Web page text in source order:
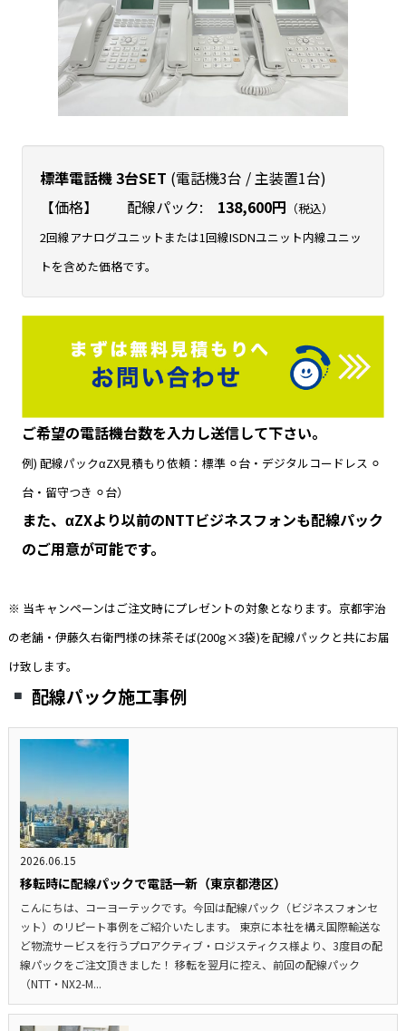
標準電話機 3台SET (電話機3台 / 主装置1台)
【価格】 配線パック: 138,600円 （税込）
2回線アナログユニットまたは1回線ISDNユニット内線ユニッ
トを含めた価格です。
ご希望の電話機台数を入力し送信して下さい。
例) 配線パックαZX見積もり依頼：標準 ⚪︎台・デジタルコードレス ⚪︎
台・留守つき ⚪︎台）
また、αZXより以前のNTTビジネスフォンも配線パック
のご用意が可能です。
※ 当キャンペーンはご注文時にプレゼントの対象となります。京都宇治
の老舗・伊藤久右衛門様の抹茶そば(200g×3袋)を配線パックと共にお届
け致します。
配線パック施工事例
2026.06.15
移転時に配線パックで電話一新（東京都港区）
こんにちは、コーヨーテックです。今回は配線パック（ビジネスフォンセ
ット）のリピート事例をご紹介いたします。 東京に本社を構え国際輸送な
ど物流サービスを行うプロアクティブ・ロジスティクス様より、3度目の配
線パックをご注文頂きました！ 移転を翌月に控え、前回の配線パック
（NTT・NX2-M...